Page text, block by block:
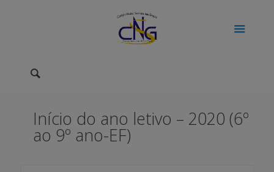
Início do ano letivo – 2020 (6º
ao 9º ano-EF)